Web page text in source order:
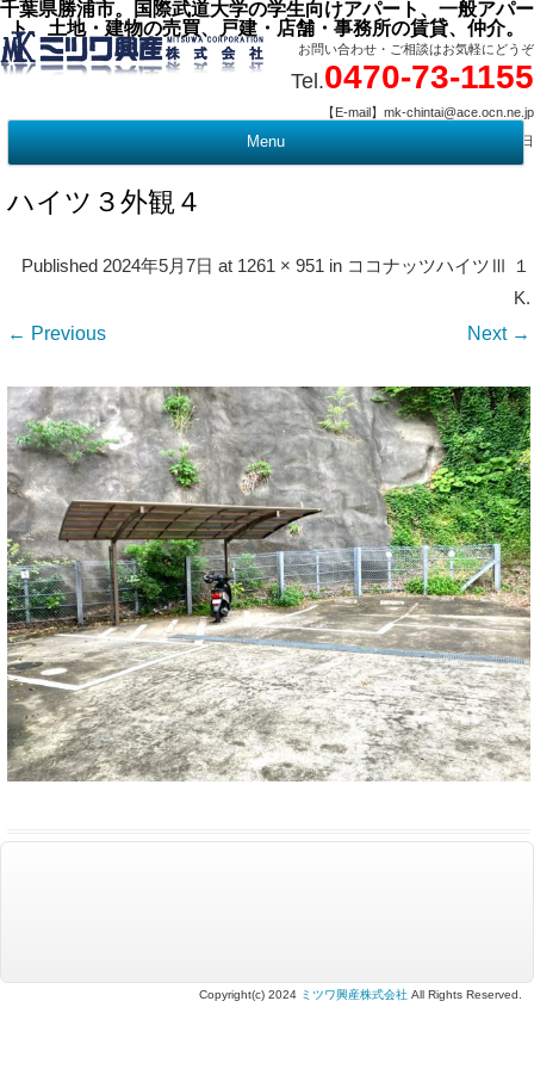
千葉県勝浦市。国際武道大学の学生向けアパート、一般アパー
ト、土地・建物の売買、戸建・店舗・事務所の賃貸、仲介。
お問い合わせ・ご相談はお気軽にどうぞ
Tel.0470-73-1155
【E-mail】mk-chintai@ace.ocn.ne.jp
【営業時間】09:00 ～ 17:15 【定 休 日】水曜・祭日
Menu
ハイツ３外観４
Published2024年5月7日 at 1261 × 951 in ココナッツハイツⅢ １
K.
← Previous Next →
Copyright(c) 2024 ミツワ興産株式会社 All Rights Reserved.